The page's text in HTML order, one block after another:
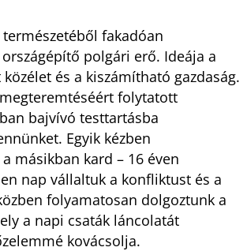
természetéből fakadóan
polgári erő. Ideája a
és a kiszámítható gazdaság.
folytatott
bajvívó testtartásba
Egyik kézben
másikban kard – 16 éven
nap vállaltuk a konfliktust és a
folyamatosan dolgoztunk a
a napi csaták láncolatát
kovácsolja.